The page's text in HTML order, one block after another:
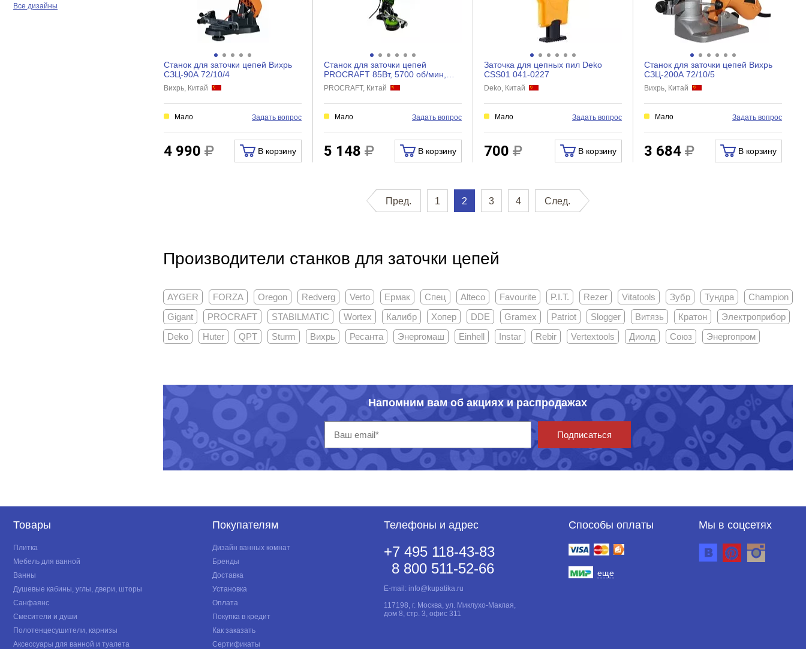
Все дизайны
Станок для заточки цепей Вихрь
СЗЦ-90A 72/10/4
Вихрь, Китай
Мало Задать вопрос
4 990 В корзину
Станок для заточки цепей
PROCRAFT 85Вт, 5700 об/мин,
заточной круг 108/3,2/23 мм...
PROCRAFT, Китай
Мало Задать вопрос
5 148 В корзину
Заточка для цепных пил Deko
CSS01 041-0227
Deko, Китай
Мало Задать вопрос
700 В корзину
Станок для заточки цепей Вихрь
СЗЦ-200А 72/10/5
Вихрь, Китай
Мало Задать вопрос
3 684 В корзину
Пред. 1 2 3 4 След.
Производители станков для заточки цепей
AYGER FORZA Oregon Redverg Verto Ермак Спец Alteco Favourite P.I.T. Rezer Vitatools Зубр Тундра
Champion
Gigant
PROCRAFT STABILMATIC Wortex Калибр Хопер DDE Gramex Patriot Slogger Витязь Кратон
Электроприбор
Deko
Huter QPT Sturm Вихрь Ресанта Энергомаш Einhell Instar Rebir Vertextools Диолд Союз Энергопром
Напомним вам об акциях и распродажах
Подписаться
Товары
Плитка
Мебель для ванной
Ванны
Душевые кабины, углы, двери, шторы
Санфаянс
Смесители и души
Полотенцесушители, карнизы
Аксессуары для ванной и туалета
Покупателям
Дизайн ванных комнат
Бренды
Доставка
Установка
Оплата
Покупка в кредит
Как заказать
Сертификаты
Телефоны и адрес
+7 495 118-43-83
8 800 511-52-66
E-mail: info@kupatika.ru
117198, г. Москва, ул. Миклухо-Маклая,
дом 8, стр. 3, офис 311
Способы оплаты
еще
Мы в соцсетях